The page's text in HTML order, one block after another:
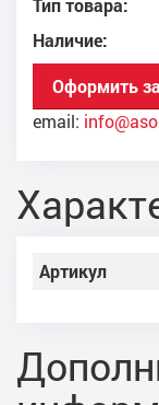
Тип товара:
Наличие:
Оформить
email:
Артикул